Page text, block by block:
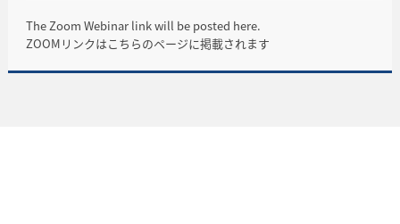
The Zoom Webinar link will be posted here.
ZOOMリンクはこちらのページに掲載されます